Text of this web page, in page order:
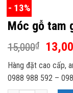
- 13%
Móc gỗ tam
15,000₫
Giá
gốc
là:
Hàng đặt cao cấp,
0988 988 592 –